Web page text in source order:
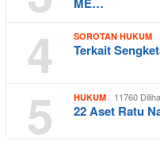
4 SOROTAN HUKUM
Terkait
5 HUKUM 11760
22 Aset Ratu